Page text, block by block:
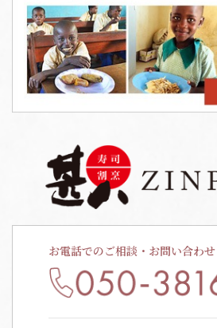
お電話でのご相談・お問い合わせ